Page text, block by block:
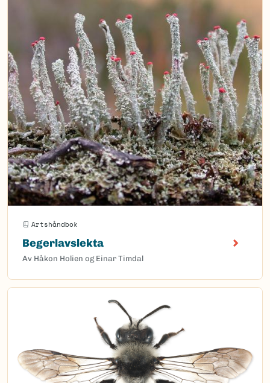
Artshåndbok
Begerlavslekta
Av Håkon Holien og Einar Timdal